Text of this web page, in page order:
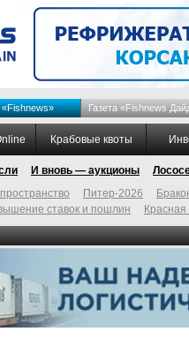
Газета «Fishnews
Крабовые квоты
И вновь — аукционы
Питер-2026
ставок и пошлин